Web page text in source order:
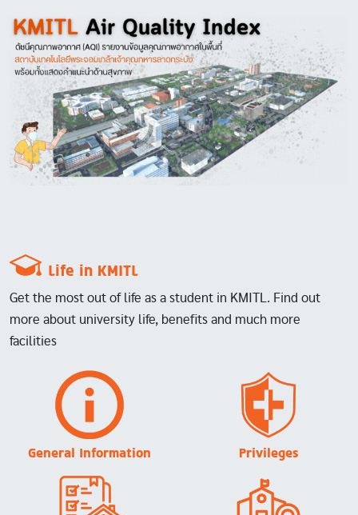
Image
Life in KMITL
Get the most out of life as a student in KMITL. Find out
more about university life, benefits and much more
facilities
Image
General Information
Image
Privileges
Image Image